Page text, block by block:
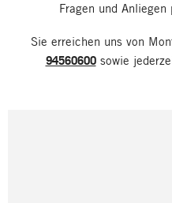
Fragen und
Sie erreichen uns von
94560600sowie